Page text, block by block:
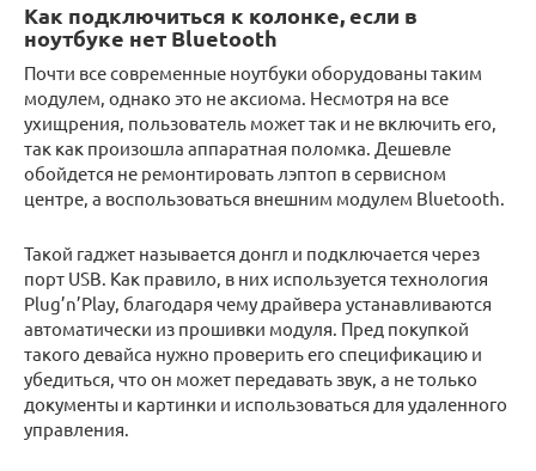
Как подключиться к колонке, если в
ноутбуке нет Bluetooth
Почти все современные ноутбуки оборудованы таким
модулем, однако это не аксиома. Несмотря на все
ухищрения, пользователь может так и не включить его,
так как произошла аппаратная поломка. Дешевле
обойдется не ремонтировать лэптоп в сервисном
центре, а воспользоваться внешним модулем Bluetooth.
Такой гаджет называется донгл и подключается через
порт USB. Как правило, в них используется технология
Plug’n’Play, благодаря чему драйвера устанавливаются
автоматически из прошивки модуля. Пред покупкой
такого девайса нужно проверить его спецификацию и
убедиться, что он может передавать звук, а не только
документы и картинки и использоваться для удаленного
управления.